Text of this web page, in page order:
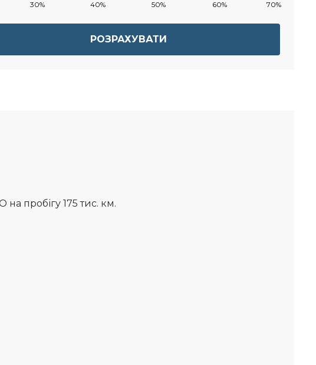
30% 40% 50% 60% 70%
РОЗРАХУВАТИ
на пробігу 175 тис. км.